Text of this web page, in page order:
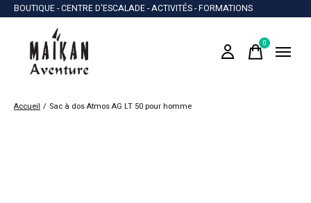
BOUTIQUE - CENTRE D'ESCALADE - ACTIVITÉS - FORMATIONS
0items
Accueil / Sac à dos Atmos AG LT 50 pour homme